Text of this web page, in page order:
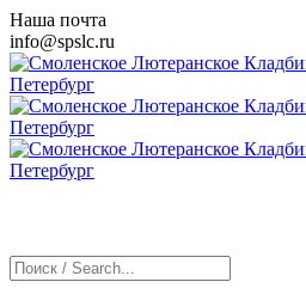
Наша почта
info@spslc.ru